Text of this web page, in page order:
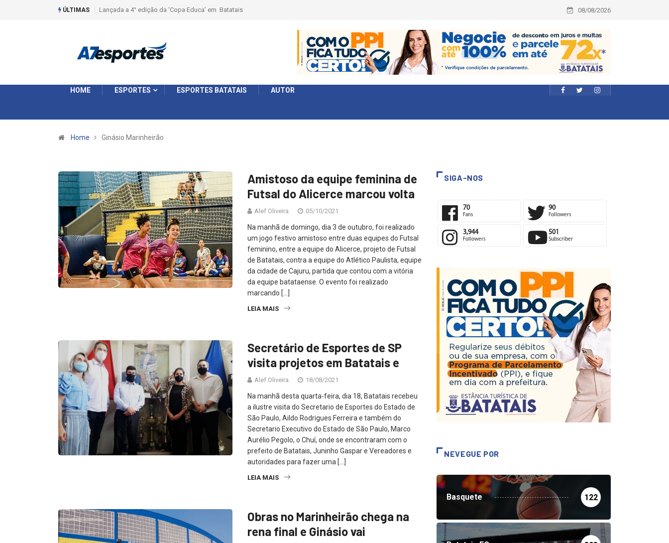
ÚLTIMASLançada a 4° edição da ‘Copa Educa’ em BatataisLiga 2026: Equipes rompem com a LABE na Série
08/08/2026
HOME ESPORTES ESPORTES BATATAIS AUTOR
Home Ginásio Marinheirão
Amistoso da equipe feminina de
Futsal do Alicerce marcou volta
Alef Oliveira 05/10/2021
Na manhã de domingo, dia 3 de outubro, foi realizado
um jogo festivo amistoso entre duas equipes do Futsal
feminino, entre a equipe do Alicerce, projeto de Futsal
de Batatais, contra a equipe do Atlético Paulista, equipe
da cidade de Cajuru, partida que contou com a vitória
da equipe batataense. O evento foi realizado
marcando […]
LEIA MAIS
Secretário de Esportes de SP
visita projetos em Batatais e
Alef Oliveira 18/08/2021
Na manhã desta quarta-feira, dia 18, Batatais recebeu
a ilustre visita do Secretario de Esportes do Estado de
São Paulo, Aildo Rodrigues Ferreira e também do
Secretario Executivo do Estado de São Paulo, Marco
Aurélio Pegolo, o Chuí, onde se encontraram com o
prefeito de Batatais, Juninho Gaspar e Vereadores e
autoridades para fazer uma […]
LEIA MAIS
Obras no Marinheirão chega na
rena final e Ginásio vai
SIGA-NOS
70
Fans
90
Followers
3,944
Followers
501
Subscriber
NEVEGUE POR
Basquete 122